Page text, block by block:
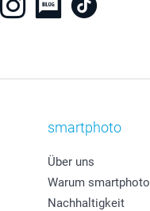
smartphoto
Über uns
Warum smartphoto
Nachhaltigkeit